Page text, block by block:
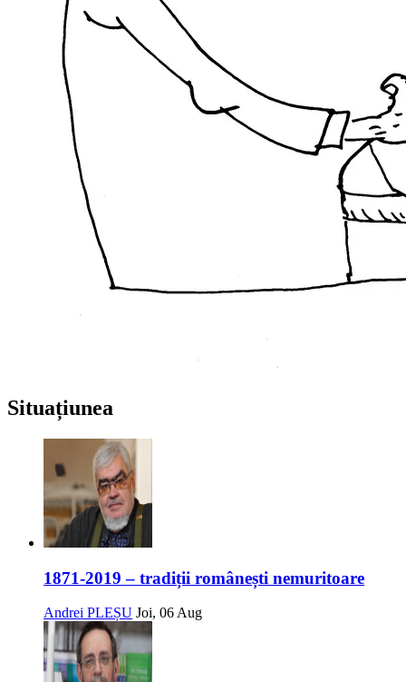
Situațiunea
1871-2019 – tradiții românești nemuritoare
Andrei PLEȘU Joi, 06 Aug